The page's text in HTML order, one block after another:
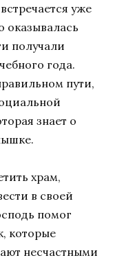
уже
оказывалась
получали
года.
пути,
знает о
храм,
в своей
помог
которые
несчастными